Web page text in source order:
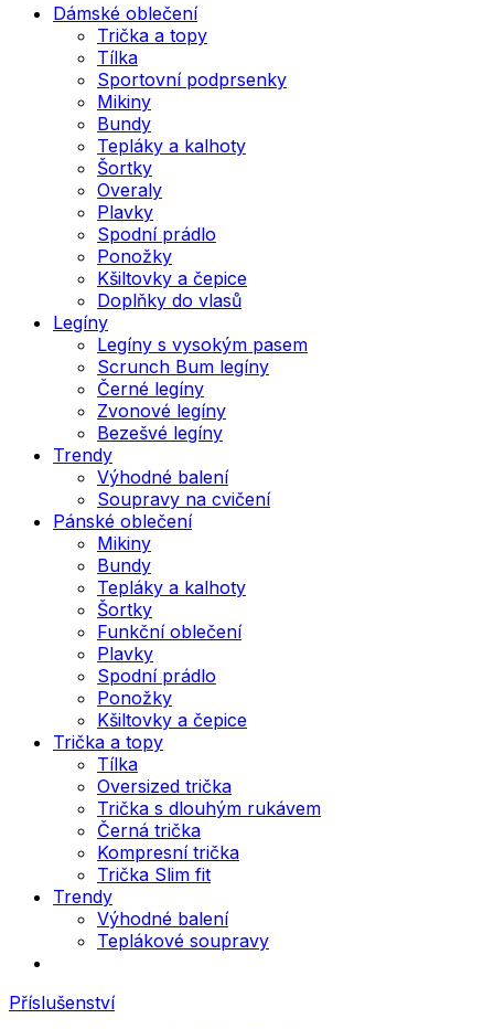
Dámské oblečení
Trička a topy
Tílka
Sportovní podprsenky
Mikiny
Bundy
Tepláky a kalhoty
Šortky
Overaly
Plavky
Spodní prádlo
Ponožky
Kšiltovky a čepice
Doplňky do vlasů
Legíny
Legíny s vysokým pasem
Scrunch Bum legíny
Černé legíny
Zvonové legíny
Bezešvé legíny
Trendy
Výhodné balení
Soupravy na cvičení
Pánské oblečení
Mikiny
Bundy
Tepláky a kalhoty
Šortky
Funkční oblečení
Plavky
Spodní prádlo
Ponožky
Kšiltovky a čepice
Trička a topy
Tílka
Oversized trička
Trička s dlouhým rukávem
Černá trička
Kompresní trička
Trička Slim fit
Trendy
Výhodné balení
Teplákové soupravy
Příslušenství